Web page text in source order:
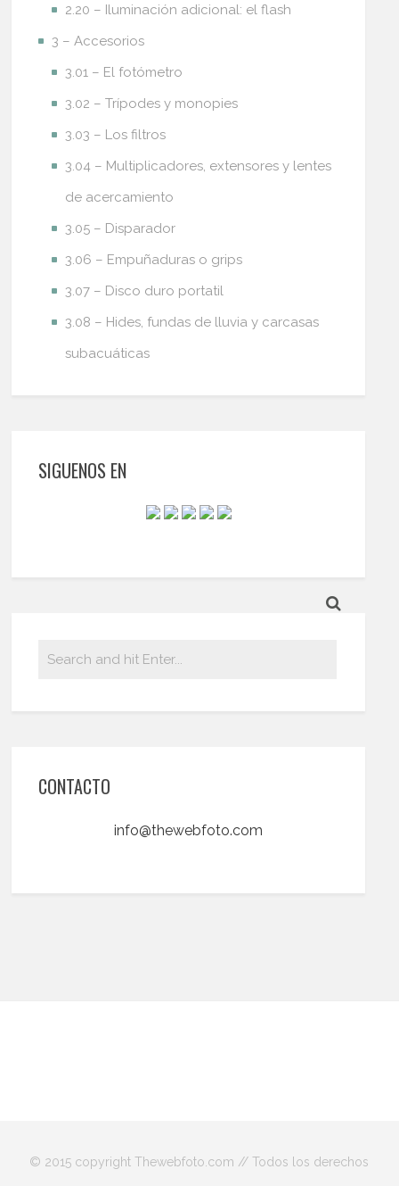
2.20 – Iluminación adicional: el flash
3 – Accesorios
3.01 – El fotómetro
3.02 – Trípodes y monopies
3.03 – Los filtros
3.04 – Multiplicadores, extensores y lentes
de acercamiento
3.05 – Disparador
3.06 – Empuñaduras o grips
3.07 – Disco duro portatil
3.08 – Hides, fundas de lluvia y carcasas
subacuáticas
SIGUENOS EN
CONTACTO
info@thewebfoto.com
© 2015 copyright Thewebfoto.com // Todos los derechos